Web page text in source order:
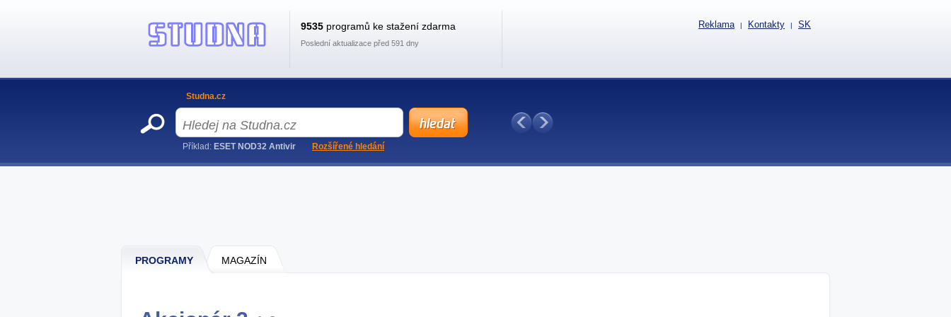
PROGRAMY MAGAZÍN
9535 programů ke stažení zdarma
Poslední aktualizace před 591 dny
Reklama | Kontakty | SK
Studna.cz
Příklad: ESET NOD32 Antivir Rozšířené hledání